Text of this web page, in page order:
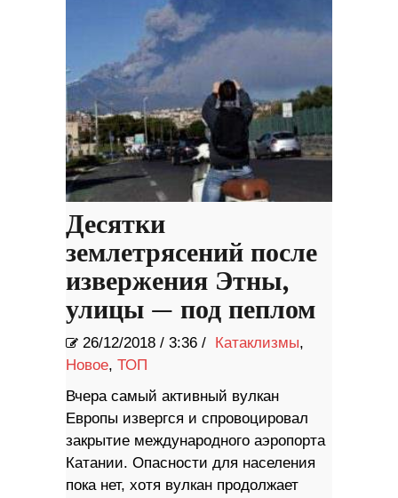
Десятки
землетрясений после
извержения Этны,
улицы — под пеплом
26/12/2018 / 3:36 / Катаклизмы,
Новое, ТОП
Вчера самый активный вулкан
Европы извергся и спровоцировал
закрытие международного аэропорта
Катании. Опасности для населения
пока нет, хотя вулкан продолжает